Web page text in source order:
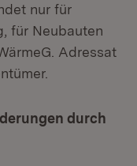
nur für
für Neubauten
Adressat
durch